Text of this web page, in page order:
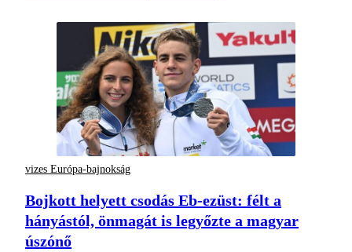
vizes Európa-bajnokság
Bojkott helyett csodás Eb-ezüst: félt a
hányástól, önmagát is legyőzte a magyar
úszónő